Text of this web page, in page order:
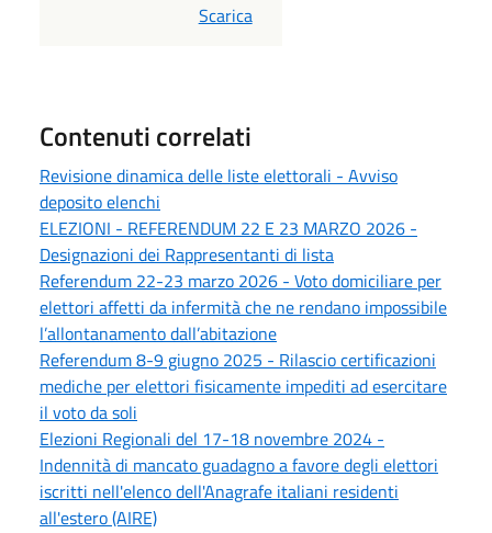
PDF
Scarica
Contenuti correlati
Revisione dinamica delle liste elettorali - Avviso
deposito elenchi
ELEZIONI - REFERENDUM 22 E 23 MARZO 2026 -
Designazioni dei Rappresentanti di lista
Referendum 22-23 marzo 2026 - Voto domiciliare per
elettori affetti da infermità che ne rendano impossibile
l’allontanamento dall’abitazione
Referendum 8-9 giugno 2025 - Rilascio certificazioni
mediche per elettori fisicamente impediti ad esercitare
il voto da soli
Elezioni Regionali del 17-18 novembre 2024 -
Indennità di mancato guadagno a favore degli elettori
iscritti nell'elenco dell'Anagrafe italiani residenti
all'estero (AIRE)